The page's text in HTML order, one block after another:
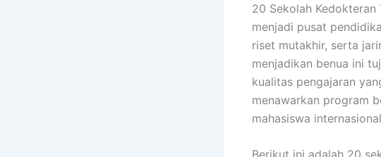
20 Sekolah
menjadi pusat
riset mutakhir, serta
menjadikan benua ini
kualitas pengajaran
menawarkan program
mahasiswa